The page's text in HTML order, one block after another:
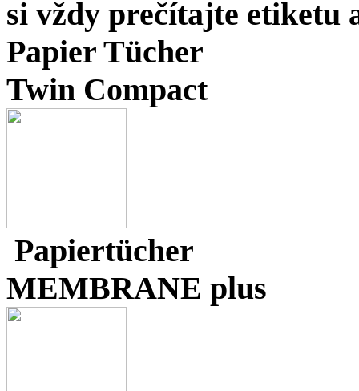
si vždy prečítajte etiketu
Papier Tücher
Twin Compact
Papiertücher
MEMBRANE plus